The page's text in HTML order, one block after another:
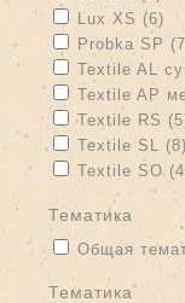
Apply Lux XS
Lux XS (6)
Apply Probka
Probka SP
Apply Textile AL
Textile AL
Apply Textile
Textile AP
Apply Textile
Textile RS
Apply Textile SL
Textile SL (8)
Apply Textile
Textile SO
тематика
Apply Общая
Общая
тематика